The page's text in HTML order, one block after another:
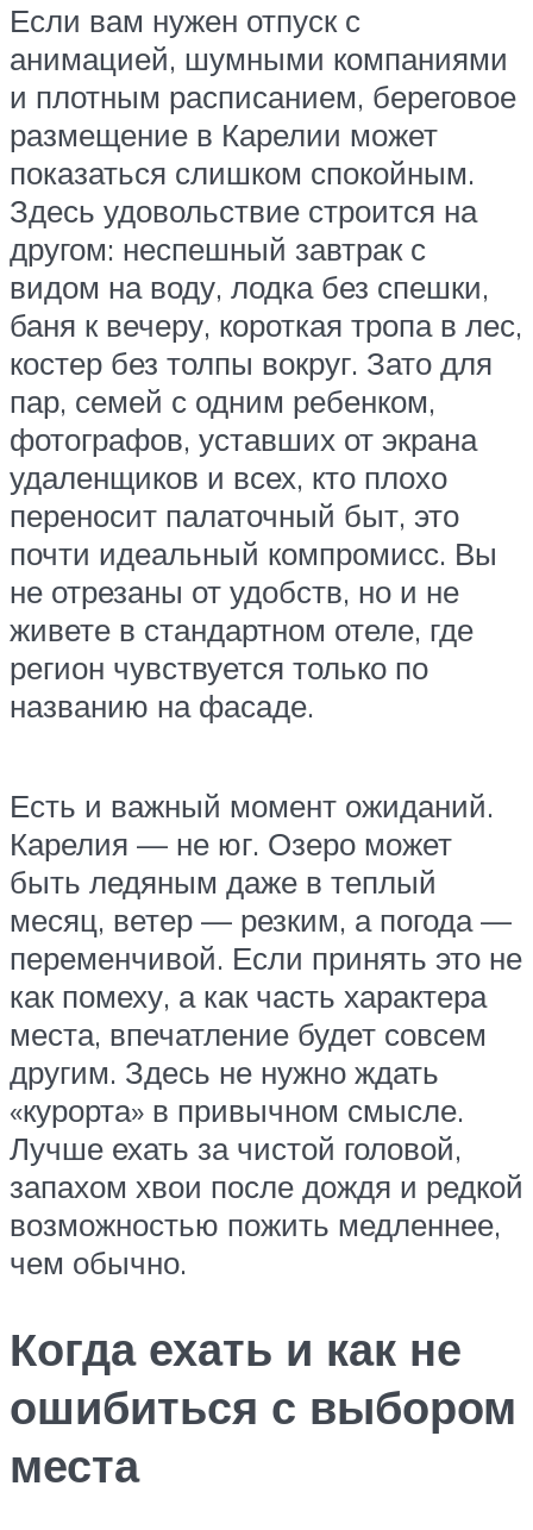
Если вам нужен отпуск с
анимацией, шумными компаниями
и плотным расписанием, береговое
размещение в Карелии может
показаться слишком спокойным.
Здесь удовольствие строится на
другом: неспешный завтрак с
видом на воду, лодка без спешки,
баня к вечеру, короткая тропа в лес,
костер без толпы вокруг. Зато для
пар, семей с одним ребенком,
фотографов, уставших от экрана
удаленщиков и всех, кто плохо
переносит палаточный быт, это
почти идеальный компромисс. Вы
не отрезаны от удобств, но и не
живете в стандартном отеле, где
регион чувствуется только по
названию на фасаде.
Есть и важный момент ожиданий.
Карелия — не юг. Озеро может
быть ледяным даже в теплый
месяц, ветер — резким, а погода —
переменчивой. Если принять это не
как помеху, а как часть характера
места, впечатление будет совсем
другим. Здесь не нужно ждать
«курорта» в привычном смысле.
Лучше ехать за чистой головой,
запахом хвои после дождя и редкой
возможностью пожить медленнее,
чем обычно.
Когда ехать и как не
ошибиться с выбором
места